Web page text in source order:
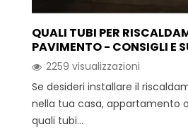
QUALI TUBI PER
PAVIMENTO - CONSIGLI E
2259 visualizzazioni
Se desideri installare il
nella tua casa, appartamento
quali tubi...